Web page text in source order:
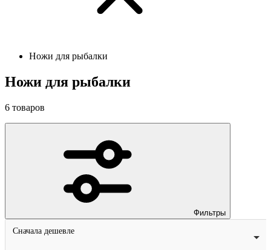
Ножи для рыбалки
Ножи для рыбалки
6 товаров
Фильтры
Сначала дешевле